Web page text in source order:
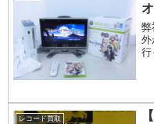
弊
外
行
い
レコード買取